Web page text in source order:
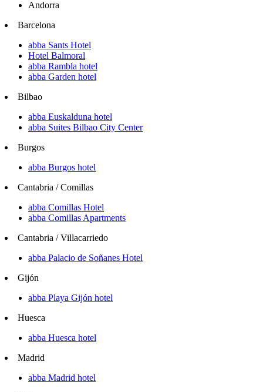
Andorra
Barcelona
abba Sants Hotel
Hotel Balmoral
abba Rambla hotel
abba Garden hotel
Bilbao
abba Euskalduna hotel
abba Suites Bilbao City Center
Burgos
abba Burgos hotel
Cantabria / Comillas
abba Comillas Hotel
abba Comillas Apartments
Cantabria / Villacarriedo
abba Palacio de Soñanes Hotel
Gijón
abba Playa Gijón hotel
Huesca
abba Huesca hotel
Madrid
abba Madrid hotel